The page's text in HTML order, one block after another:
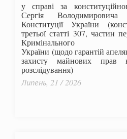
у справі за
Сергія Володимировича
Конституції України
третьої статті 307, частин
Кримінального
України (щодо гарантій
захисту майнових прав
розслідування)
Липень, 21 / 2026